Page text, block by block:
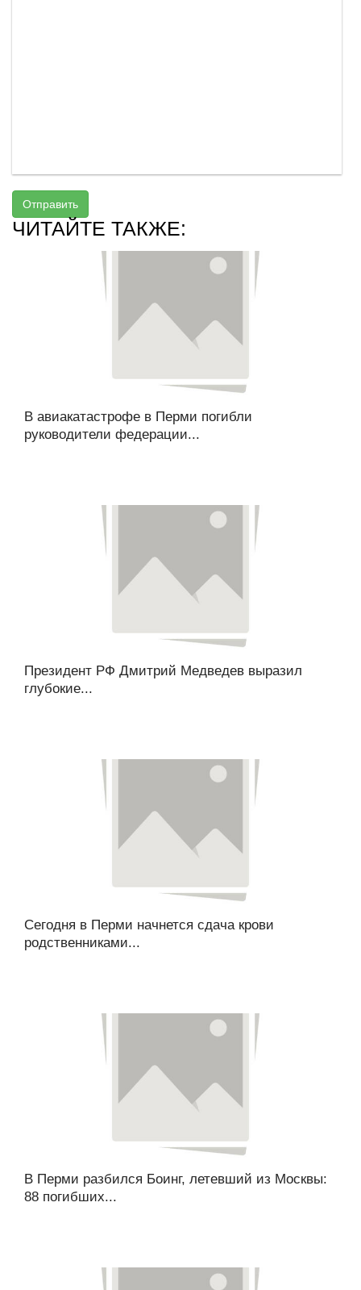
Отправить
ЧИТАЙТЕ ТАКЖЕ:
В авиакатастрофе в Перми погибли
руководители федерации...
Президент РФ Дмитрий Медведев выразил
глубокие...
Сегодня в Перми начнется сдача крови
родственниками...
В Перми разбился Боинг, летевший из Москвы:
88 погибших...